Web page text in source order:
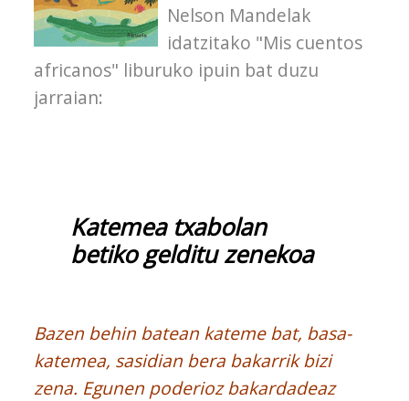
Nelson Mandelak
idatzitako "Mis cuentos
africanos" liburuko ipuin bat duzu
jarraian:
Katemea txabolan
betiko gelditu zenekoa
Bazen behin batean kateme bat, basa-
katemea, sasidian bera bakarrik bizi
zena. Egunen poderioz bakardadeaz